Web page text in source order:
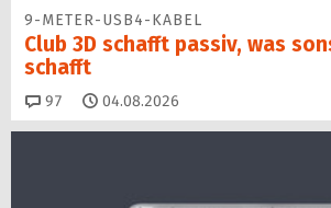
9-METER-USB4-KABEL
Club 3D schafft passiv, was
schafft
97 Kommentare
04.08.2026